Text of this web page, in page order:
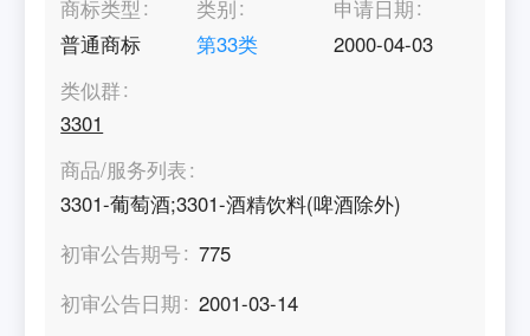
商标类型
普通商标
类别
第33类
申请日期
2000-04-03
类似群
3301
商品/服务列表
3301-葡萄酒;3301-酒精饮料(啤酒除外)
初审公告期号
775
初审公告日期
2001-03-14